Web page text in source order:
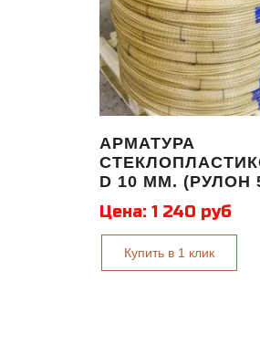
АРМАТУРА
D 10 ММ. (РУЛОН
Цена: 1 240 руб
Купить в 1 клик